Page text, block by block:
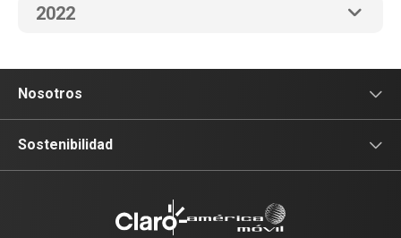
2022
Nosotros
Sala de prensa
Sostenibilidad